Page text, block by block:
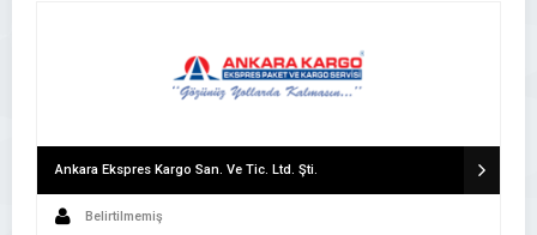
Ankara Ekspres Kargo San. Ve Tic. Ltd. Şti.
Belirtilmemiş